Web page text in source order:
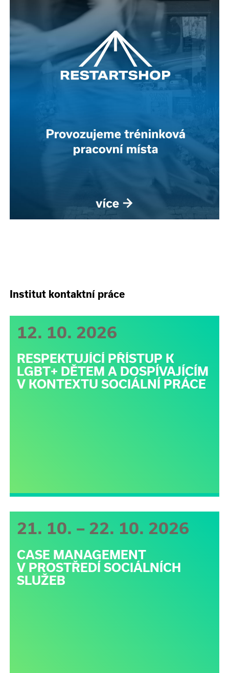
Institut kontaktní práce
12. 10. 2026
RESPEKTUJÍCÍ PŘÍSTUP K
LGBT+ DĚTEM A DOSPÍVAJÍCÍM
V KONTEXTU SOCIÁLNÍ PRÁCE
21. 10. – 22. 10. 2026
CASE MANAGEMENT
V PROSTŘEDÍ SOCIÁLNÍCH
SLUŽEB